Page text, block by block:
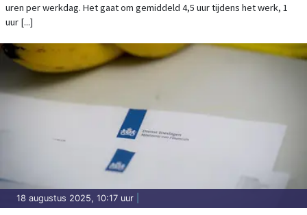
uren per werkdag. Het gaat om gemiddeld 4,5 uur tijdens het werk, 1
uur [...]
18 augustus 2025, 10:17 uur